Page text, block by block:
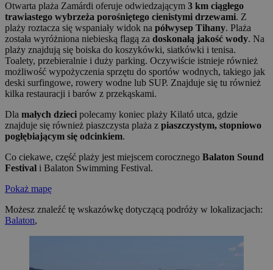
Otwarta plaża Zamárdi oferuje odwiedzającym 3 km ciągłego
trawiastego wybrzeża porośniętego cienistymi drzewami. Z
plaży roztacza się wspaniały widok na półwysep Tihany. Plaża
została wyróżniona niebieską flagą za doskonałą jakość wody. Na
plaży znajdują się boiska do koszykówki, siatkówki i tenisa.
Toalety, przebieralnie i duży parking. Oczywiście istnieje również
możliwość wypożyczenia sprzętu do sportów wodnych, takiego jak
deski surfingowe, rowery wodne lub SUP. Znajduje się tu również
kilka restauracji i barów z przekąskami.
Dla małych dzieci polecamy koniec plaży Kilató utca, gdzie
znajduje się również piaszczysta plaża z piaszczystym, stopniowo
pogłębiającym się odcinkiem.
Co ciekawe, część plaży jest miejscem corocznego Balaton Sound
Festival i Balaton Swimming Festival.
Pokaż mapę
Możesz znaleźć tę wskazówkę dotyczącą podróży w lokalizacjach:
Balaton,